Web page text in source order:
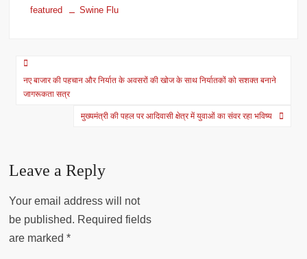
featured Swine Flu
Post
navigation
नए बाजार की पहचान और निर्यात के अवसरों की खोज के साथ निर्यातकों को सशक्त बनाने
जागरूकता सत्र
मुख्यमंत्री की पहल पर आदिवासी क्षेत्र में युवाओं का संवर रहा भविष्य
Leave a Reply
Your email address will not
be published. Required fields
are marked*